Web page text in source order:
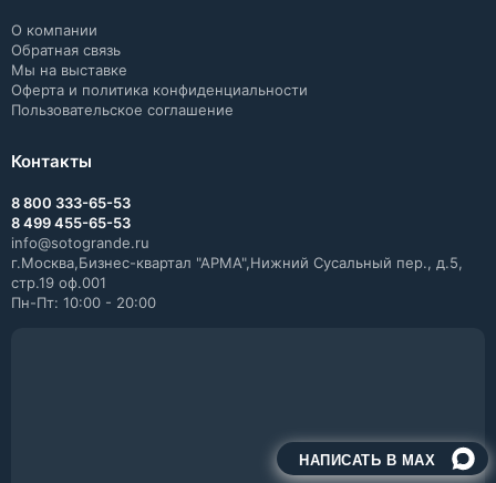
НАПИСАТЬ В MAX
О компании
Обратная связь
Мы на выставке
Оферта и политика конфиденциальности
Пользовательское соглашение
Контакты
8 800 333-65-53
8 499 455-65-53
info@sotogrande.ru
г.Москва,Бизнес-квартал "АРМА",Нижний Сусальный пер., д.5,
стр.19 оф.001
Пн-Пт: 10:00 - 20:00